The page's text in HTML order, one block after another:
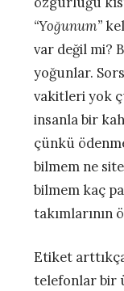
“Yoğunum”
var değil mi?
yoğunlar.
vakitleri yok
insanla bir
çünkü
bilmem ne
bilmem kaç
takımlarının
Etiket
telefonlar bir